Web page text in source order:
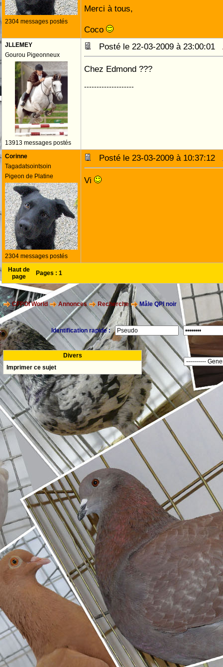
2304 messages postés
Merci à tous,
Coco
JLLEMEY
Gourou Pigeonneux
13913 messages postés
Posté le 22-03-2009 à 23:00:01
Chez Edmond ???
--------------------
Corinne
Tagadatsointsoin
Pigeon de Platine
2304 messages postés
Posté le 23-03-2009 à 10:37:12
Vi
Haut de
page
Pages : 1
CFPOI World Annonces Recherche Mâle QPI noir
Identification rapide :
Divers
Imprimer ce sujet